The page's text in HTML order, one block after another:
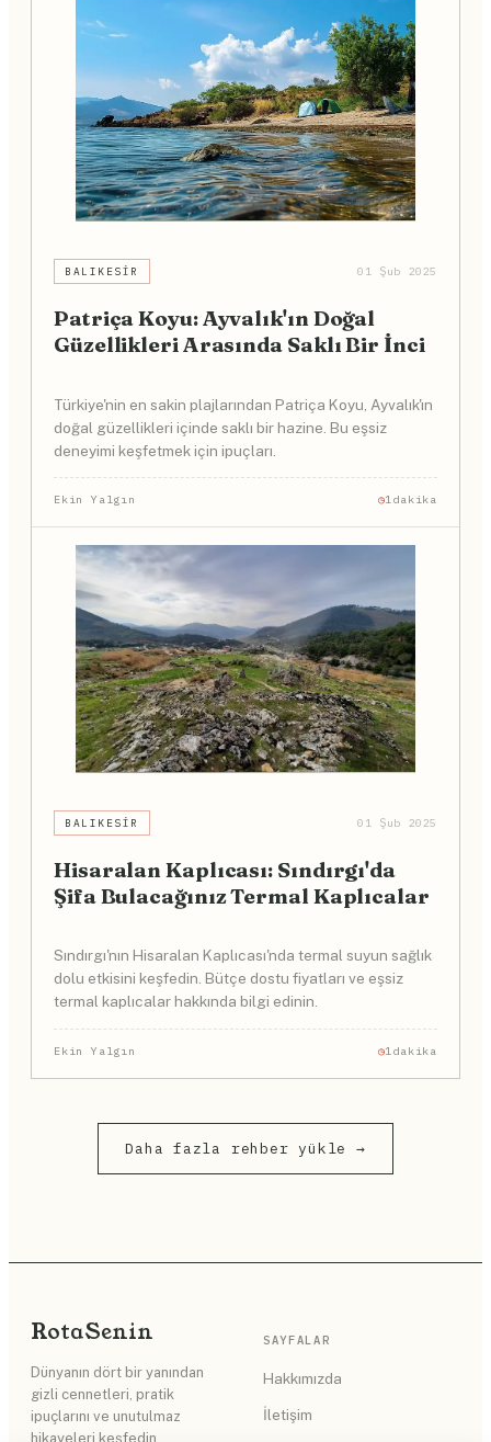
BALIKESIR 01 Şub 2025
Patriça Koyu: Ayvalık'ın Doğal
Güzellikleri Arasında Saklı Bir İnci
Türkiye'nin en sakin plajlarından Patriça Koyu, Ayvalık'ın
doğal güzellikleri içinde saklı bir hazine. Bu eşsiz
deneyimi keşfetmek için ipuçları.
Ekin Yalgın 1dakika
BALIKESIR 01 Şub 2025
Hisaralan Kaplıcası: Sındırgı'da
Şifa Bulacağınız Termal Kaplıcalar
Sındırgı'nın Hisaralan Kaplıcası'nda termal suyun sağlık
dolu etkisini keşfedin. Bütçe dostu fiyatları ve eşsiz
termal kaplıcalar hakkında bilgi edinin.
Ekin Yalgın 1dakika
Daha fazla rehber yükle →
RotaSenin
Dünyanın dört bir yanından
gizli cennetleri, pratik
ipuçlarını ve unutulmaz
hikayeleri keşfedin.
SAYFALAR
Hakkımızda
İletişim